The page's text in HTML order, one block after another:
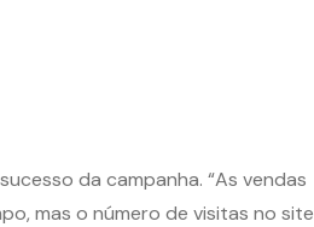
da campanha. “As vendas
mas o número de visitas no site